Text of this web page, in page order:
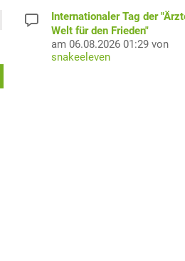
Internationaler Tag der
Welt für den Frieden"
am 06.08.2026 01:29 von
snakeeleven